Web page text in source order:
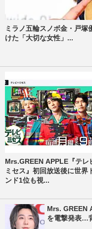
ミラノ五輪スノボ金・戸塚
けた「大切な女性」...
Mrs.GREEN APPLE『テレ
ミセス』初回放送後に世界
ンド1位も視...
Mrs. GREEN
を電撃発表…